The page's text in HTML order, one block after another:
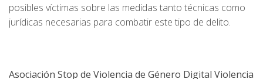
posibles víctimas sobre las medidas tanto técnicas como
jurídicas necesarias para combatir este tipo de delito.
Asociación Stop de Violencia de Género Digital Violencia